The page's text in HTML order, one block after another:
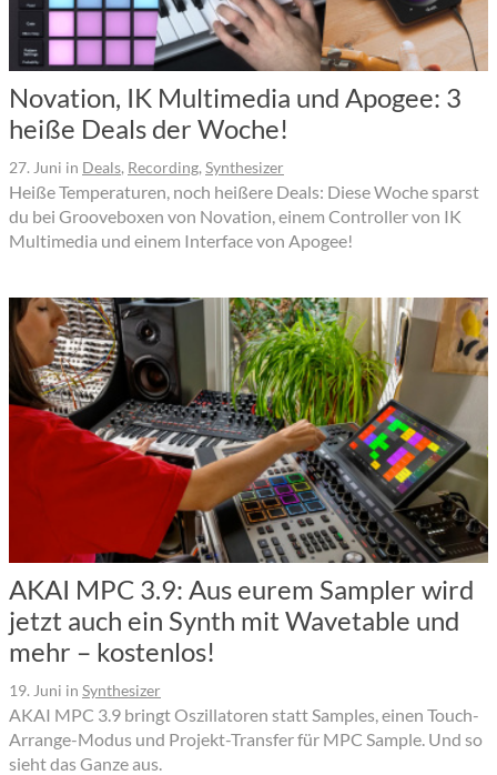
Novation, IK Multimedia und Apogee: 3
heiße Deals der Woche!
27. Juni in Deals, Recording, Synthesizer
Heiße Temperaturen, noch heißere Deals: Diese Woche sparst
du bei Grooveboxen von Novation, einem Controller von IK
Multimedia und einem Interface von Apogee!
AKAI MPC 3.9: Aus eurem Sampler wird
jetzt auch ein Synth mit Wavetable und
mehr – kostenlos!
19. Juni in Synthesizer
AKAI MPC 3.9 bringt Oszillatoren statt Samples, einen Touch-
Arrange-Modus und Projekt-Transfer für MPC Sample. Und so
sieht das Ganze aus.